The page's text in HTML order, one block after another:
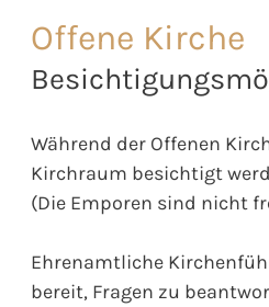
Offene Kirche
Während der Offenen
Kirchraum besichtigt
(Die Emporen sind nicht
Ehrenamtliche
bereit, Fragen zu